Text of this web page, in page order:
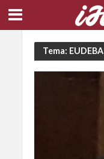
Tema: EUDEBA